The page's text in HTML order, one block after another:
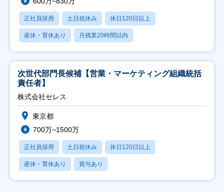
正社員採用 土日祝休み 休日120日以上
産休・育休あり 月残業20時間以内
次世代部門長候補【営業・マーケティング組織統括
責任者】
株式会社セレス
東京都
700万~1500万
正社員採用 土日祝休み 休日120日以上
産休・育休あり 賞与あり